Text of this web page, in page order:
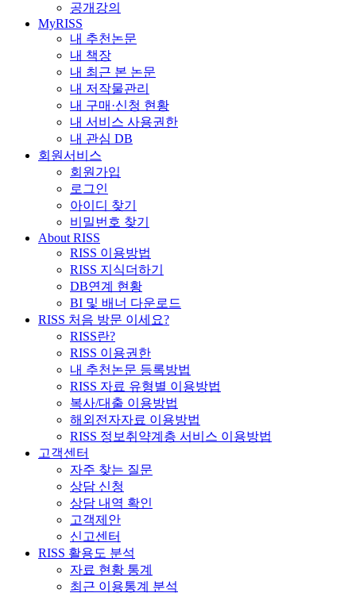
공개강의
MyRISS
내 추천논문
내 책장
내 최근 본 논문
내 저작물관리
내 구매·신청 현황
내 서비스 사용권한
내 관심 DB
회원서비스
회원가입
로그인
아이디 찾기
비밀번호 찾기
About RISS
RISS 이용방법
RISS 지식더하기
DB연계 현황
BI 및 배너 다운로드
RISS 처음 방문 이세요?
RISS란?
RISS 이용권한
내 추천논문 등록방법
RISS 자료 유형별 이용방법
복사/대출 이용방법
해외전자자료 이용방법
RISS 정보취약계층 서비스 이용방법
고객센터
자주 찾는 질문
상담 신청
상담 내역 확인
고객제안
신고센터
RISS 활용도 분석
자료 현황 통계
최근 이용통계 분석